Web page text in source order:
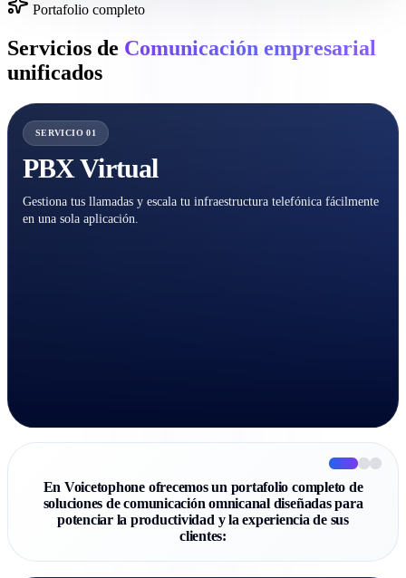
Portafolio completo
Servicios de Comunicación empresarial
unificados
SERVICIO 01
PBX Virtual
Gestiona tus llamadas y escala tu infraestructura telefónica fácilmente
en una sola aplicación.
En Voicetophone ofrecemos un portafolio completo de
soluciones de comunicación omnicanal diseñadas para
potenciar la productividad y la experiencia de sus
clientes: